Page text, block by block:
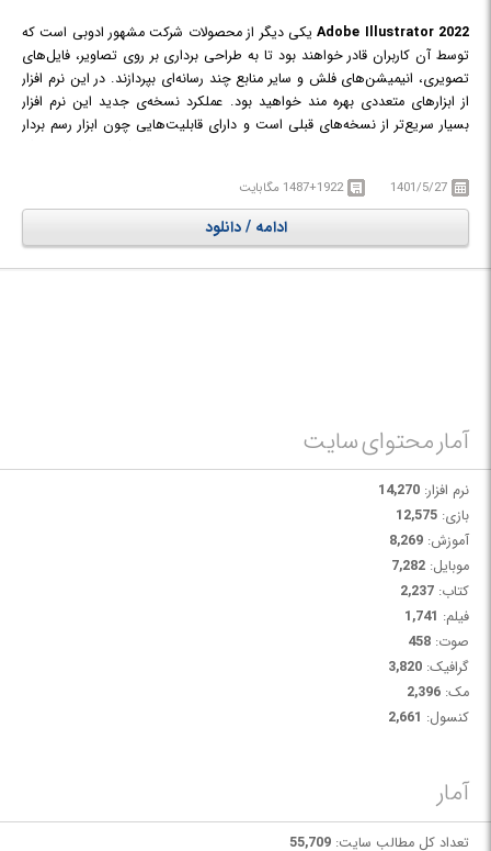
Adobe Illustrator 2022یکی دیگر از محصولات شرکت مشهور ادوبی است که
توسط آن کاربران قادر خواهند بود تا به طراحی برداری بر روی تصاویر، فایل‌های
تصویری، انیمیشن‌های فلش و سایر منابع چند رسانه‌ای بپردازند. در این نرم افزار
از ابزارهای متعددی بهره مند خواهید بود. عملکرد نسخه‌ی جدید این نرم افزار
بسیار سریع‌تر از نسخه‌های قبلی است و دارای قابلیت‌هایی چون ابزار رسم بردار
1401/5/27 1487+1922 مگابایت
ادامه / دانلود
آمار محتوای سایت
نرم افزار: 14,270
بازی: 12,575
آموزش: 8,269
موبایل: 7,282
کتاب: 2,237
فیلم: 1,741
صوت: 458
گرافیک: 3,820
مک: 2,396
کنسول: 2,661
آمار
تعداد کل مطالب سایت: 55,709